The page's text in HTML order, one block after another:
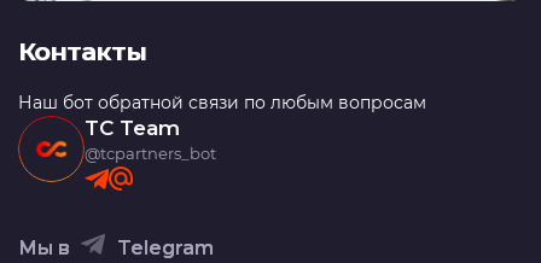
Контакты
Наш бот обратной связи по любым вопросам
TC Team
@tcpartners_bot
Мы в Telegram